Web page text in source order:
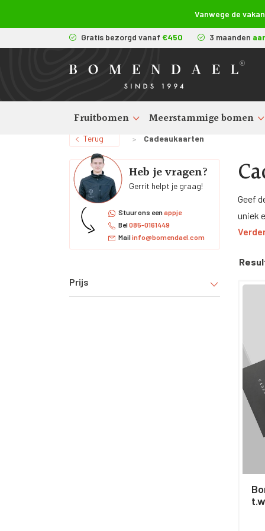
Vanwege de
Fruitbomen Meerstammige bomen
Gratis bezorgd vanaf €450 3 maanden
Terug > Cadeaukaarten
Heb je vragen?
Gerrit helpt je graag!
Stuur ons eenappje
Bel085-0161449
Mailinfo@bomendael.com
Prijs
Geef
uniek
onze